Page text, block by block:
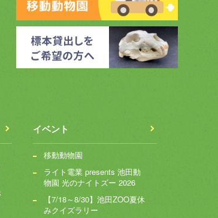
イベント
移動動物園
ライト電業 presents 池田動
物園 光のナイトズー 2026
【7/18～8/30】池田ZOO夏休
みクイズラリー